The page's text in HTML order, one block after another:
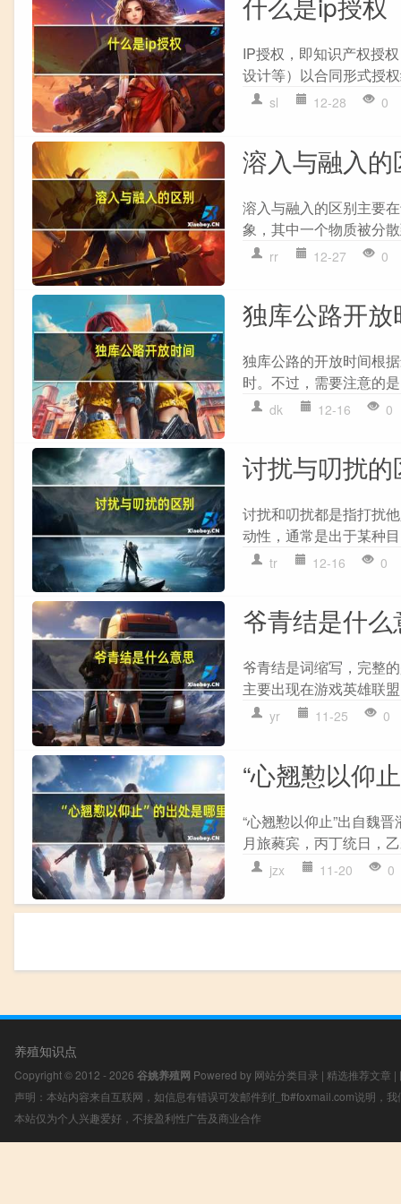
IP授权，即知识产权授
设计等）以合同形式授
sl 12-28 0
溶入与融入的
溶入与融入的区别主要
象，其中一个物质被分
rr 12-27 0
独库公路开放
独库公路的开放时间根
时。不过，需要注意的
dk 12-16 0
讨扰与叨扰的
讨扰和叨扰都是指打扰
动性，通常是出于某种
tr 12-16 0
爷青结是什么
爷青结是词缩写，完整
主要出现在游戏英雄联
yr 11-25 0
“心翘懃以仰
“心翘懃以仰止”出自魏
月旅蕤宾，丙丁统日，
jzx 11-20 0
养殖知识点
Copyright © 2012 - 2026 谷姚养殖网 Powered by 网站分类目录 | 精选推荐文章 |
声明：本站内容来自互联网，如信息有错误可发邮件到f_fb#foxmail.com说明，
本站仅为个人兴趣爱好，不接盈利性广告及商业合作